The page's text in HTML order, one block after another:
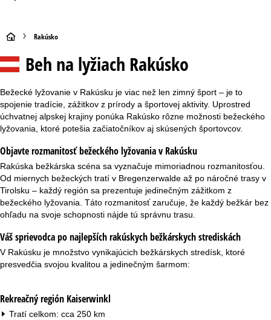
H
l
v
t
r
Rakúsko
Beh na lyžiach Rakúsko
Bežecké lyžovanie v Rakúsku je viac než len zimný šport – je to
spojenie tradície, zážitkov z prírody a športovej aktivity. Uprostred
úchvatnej alpskej krajiny ponúka Rakúsko rôzne možnosti bežeckého
lyžovania, ktoré potešia začiatočníkov aj skúsených športovcov.
Objavte rozmanitosť bežeckého lyžovania v Rakúsku
Rakúska bežkárska scéna sa vyznačuje mimoriadnou rozmanitosťou.
Od miernych bežeckých tratí v Bregenzerwalde až po náročné trasy v
Tirolsku – každý región sa prezentuje jedinečným zážitkom z
bežeckého lyžovania. Táto rozmanitosť zaručuje, že každý bežkár bez
ohľadu na svoje schopnosti nájde tú správnu trasu.
Váš sprievodca po najlepších rakúskych bežkárskych strediskách
V Rakúsku je množstvo vynikajúcich bežkárskych stredísk, ktoré
presvedčia svojou kvalitou a jedinečným šarmom:
Rekreačný región Kaiserwinkl
Tratí celkom: cca 250 km